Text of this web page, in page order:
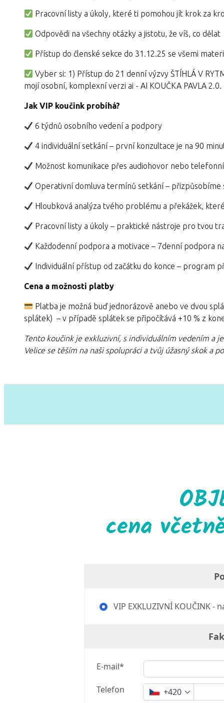
Pracovní listy a úkoly, které ti pomohou jít krok za
Odpovědi na všechny otázky a jistotu, že víš, co dělat
Přístup do členské sekce do 31.12.25 se všemi
Vyber si: 1) Přístup do 21 denní výzvy ŠTÍHLÁ V
mojí osobní, komplexní verzi ai - AI KOUČKA PAVLA 2.0.
Jak VIP koučink probíhá?
6 týdnů osobního vedení a podpory
4 individuální setkání – první konzultace je na 90
Možnost komunikace přes audiohovor nebo
Operativní domluva termínů setkání – přizpůsobíme
Hloubková analýza tvého problému a překážek,
Pracovní listy a úkoly – praktické nástroje pro tvou
Každodenní podpora a motivace – 7denní podpora
Individuální přístup od začátku do konce – program
Cena a možnosti platby
Platba je možná buď jednorázově anebo ve dvou
splátek) – v případě splátek se připočítává +10 % z
Tento koučink je exkluzivní, s individuálním vedením a
Velice se těším na naši spolupráci a tvůj úžasný skok a
cena
VIP EXKLUZIVNÍ KOUČINK -
E-mail*
Telefon +420